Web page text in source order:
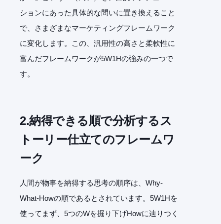
ションにあった具体的な問いに置き換えること
で、さまざまなマーケティングフレームワーク
に変化します。この、汎用性の高さと柔軟性に
富んだフレームワークが5W1Hの強みの一つで
す。
2.納得できる順で分析するス
トーリー仕立てのフレームワ
ーク
人間が物事を納得する思考の順序は、Why-
What-Howの順であるとされています。5W1Hを
使ってまず、5つのWを掘り下げHowに辿りつく